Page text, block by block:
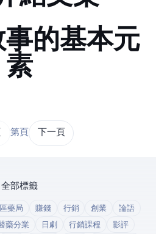
的基本元
素
第 1 / 43 頁 下一頁
全部標籤
藥局 賺錢 行銷 創業
論語
藥分業 日劇 行銷課程
影評